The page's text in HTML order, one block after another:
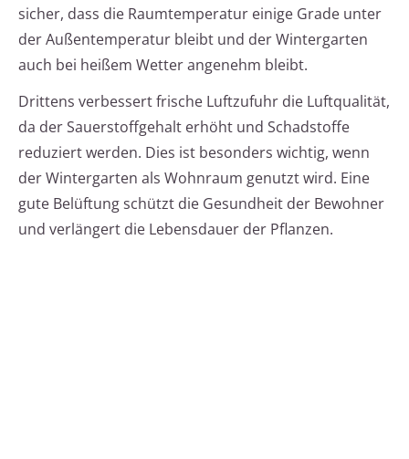
sicher, dass die Raumtemperatur einige Grade unter
der Außentemperatur bleibt und der Wintergarten
auch bei heißem Wetter angenehm bleibt.
Drittens verbessert frische Luftzufuhr die Luftqualität,
da der Sauerstoffgehalt erhöht und Schadstoffe
reduziert werden. Dies ist besonders wichtig, wenn
der Wintergarten als Wohnraum genutzt wird. Eine
gute Belüftung schützt die Gesundheit der Bewohner
und verlängert die Lebensdauer der Pflanzen.